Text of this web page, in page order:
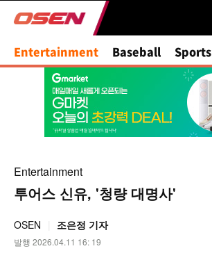
Entertainment Baseball Sports
Entertainment
투어스 신유, '청량 대명사'
OSEN 조은정 기자
발행 2026.04.11 16: 19